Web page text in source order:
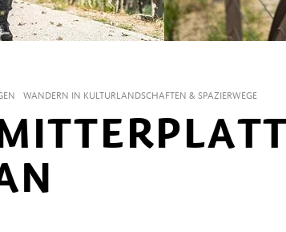
WANDERN IN KULTURLANDSCHAFTEN & SPAZIERWEGE